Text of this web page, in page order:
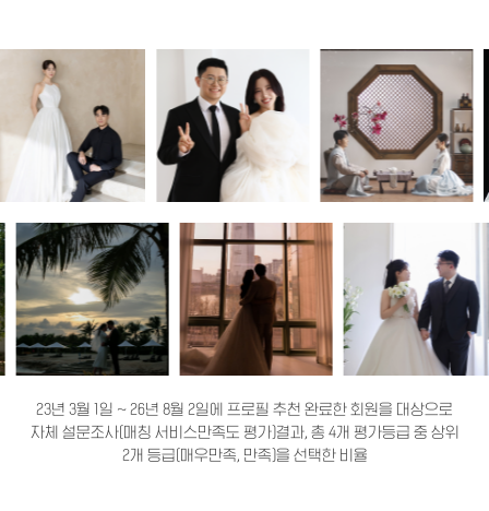
23년 3월 1일 ~ 26년 8월 2일에 프로필 추천 완료한 회원을 대상으로
자체 설문조사(매칭 서비스만족도 평가)결과, 총 4개 평가등급 중 상위
2개 등급(매우만족, 만족)을 선택한 비율